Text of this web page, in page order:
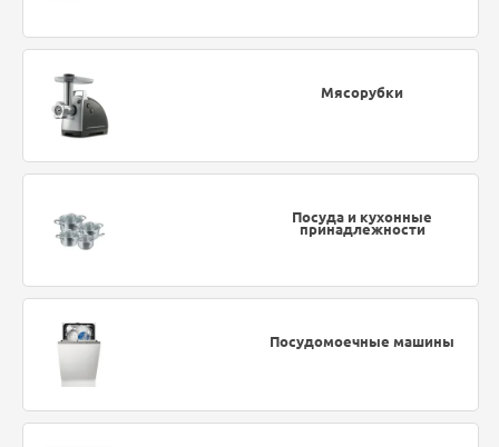
Мясорубки
Посуда и кухонные
принадлежности
Посудомоечные машины